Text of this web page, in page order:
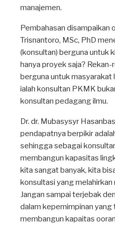
manajemen.
Pembahasan disampaikan
Trisnantoro, MSc, PhD
(konsultan) berguna untuk
hanya proyek saja?
berguna untuk
ialah konsultan PKMK
konsultan pedagang ilmu.
Dr. dr. Mubasysyr
pendapatnya berpikir
sehingga sebagai
membangun kapasitas
kita sangat banyak, kita
konsultasi yang
Jangan sampai terjebak
dalam kepemimpinan
membangun kapaitas